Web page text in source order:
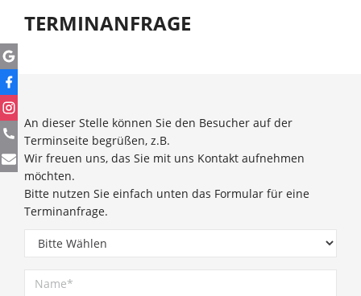
TERMINANFRAGE
An dieser Stelle können Sie den Besucher auf der
Terminseite begrüßen, z.B.
Wir freuen uns, das Sie mit uns Kontakt aufnehmen
möchten.
Bitte nutzen Sie einfach unten das Formular für eine
Terminanfrage.